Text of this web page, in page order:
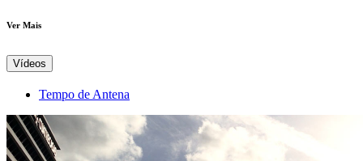
Ver Mais
Vídeos
Tempo de Antena